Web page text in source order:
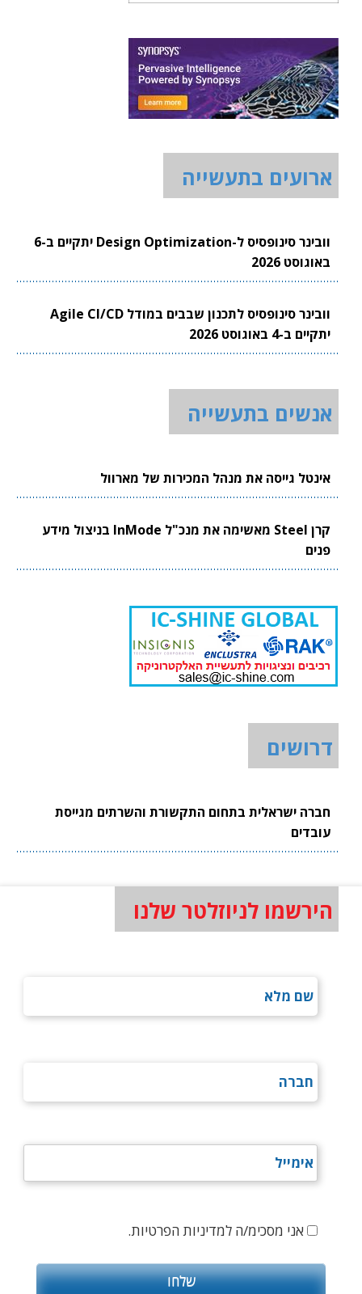
ארועים בתעשייה
וובינר סינופסיס ל-Design Optimization יתקיים ב-6
באוגוסט 2026
וובינר סינופסיס לתכנון שבבים במודל Agile CI/CD
יתקיים ב-4 באוגוסט 2026
אנשים בתעשייה
אינטל גייסה את מנהל המכירות של מארוול
קרן Steel מאשימה את מנכ"ל InMode בניצול מידע
פנים
דרושים
חברה ישראלית בתחום התקשורת והשרתים מגייסת
עובדים
הירשמו לניוזלטר שלנו
אני מסכימ/ה למדיניות הפרטיות.